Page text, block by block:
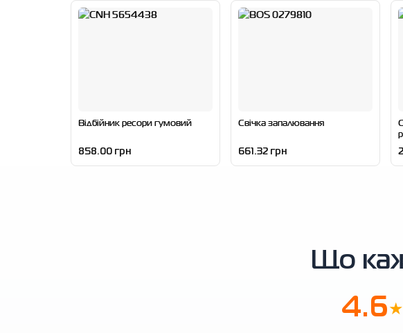
Відбійник ресори гумовий
858.00 грн
Свічка запалювання
661.32 грн
Що
4.6